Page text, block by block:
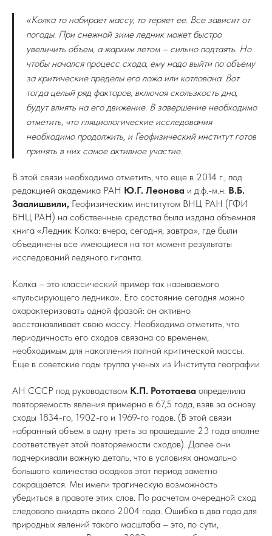
«Колка то набирает массу, то теряет ее. Все зависит от
погоды. При снежной зиме ледник может быстро
увеличить объем, а жарким летом – сильно подтаять. Но
чтобы начался процесс схода, ему надо выйти по объему
за критические пределы его ложа или котлована. Вот
тогда целый ряд факторов, включая скользкость дна,
будут влиять на его движение. В завершение необходимо
отметить, что гляциологические исследования
необходимо продолжить, и Геофизический институт готов
принять в них самое активное участие.
В этой связи необходимо отметить, что еще в 2014 г., под
редакцией академика РАН Ю.Г. Леонова и д.ф.-м.н. В.Б.
Заалишвили, Геофизическим институтом ВНЦ РАН (ГФИ
ВНЦ РАН) на собственные средства была издана объемная
книга «Ледник Колка: вчера, сегодня, завтра», где были
объединены все имеющиеся на тот момент результаты
исследований ледяного гиганта.
Колка – это классический пример так называемого
«пульсирующего ледника». Его состояние сегодня можно
охарактеризовать одной фразой: он активно
восстанавливает свою массу. Необходимо отметить, что
периодичность его сходов связана со временем,
необходимым для накопления полной критической массы.
Еще в советские годы группа ученых из Института географии
АН СССР под руководством К.П. Рототаева определила
повторяемость явления примерно в 67,5 года, взяв за основу
сходы 1834-го, 1902-го и 1969-го годов. (В этой связи
набранный объем в одну треть за прошедшие 23 года вполне
соответствует этой повторяемости сходов). Далее они
подчеркивали важную деталь, что в условиях аномально
большого количества осадков этот период заметно
сокращается. Мы имели трагическую возможность
убедиться в правоте этих слов. По расчетам очередной сход
следовало ожидать около 2004 года. Ошибка в два года для
природных явлений такого масштаба – это, по сути,